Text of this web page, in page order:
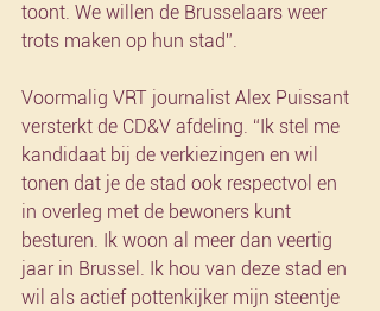
toont. We willen de Brusselaars weer
trots maken op hun stad”.
Voormalig VRT journalist Alex Puissant
versterkt de CD&V afdeling. “Ik stel me
kandidaat bij de verkiezingen en wil
tonen dat je de stad ook respectvol en
in overleg met de bewoners kunt
besturen. Ik woon al meer dan veertig
jaar in Brussel. Ik hou van deze stad en
wil als actief pottenkijker mijn steentje